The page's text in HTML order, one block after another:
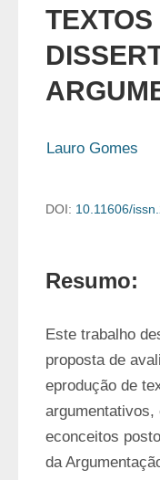
TEXTOS
Lauro Gomes
DOI: 10.11606/
Resumo:
Este trabalho
proposta de
eprodução de
econceitos
da